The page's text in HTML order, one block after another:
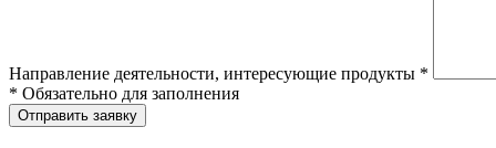
Направление деятельности, интересующие продукты *
* Обязательно для заполнения
Отправить заявку